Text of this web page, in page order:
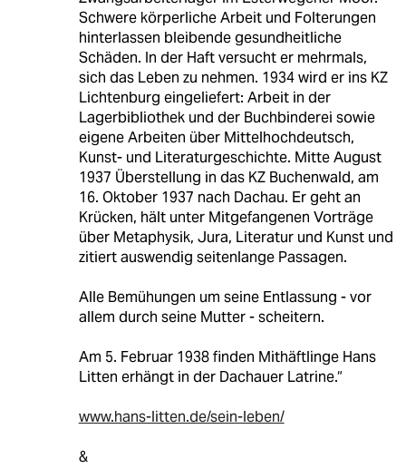
Schwere körperliche Arbeit und Folterungen
hinterlassen bleibende gesundheitliche
Schäden. In der Haft versucht er mehrmals,
sich das Leben zu nehmen. 1934 wird er ins KZ
Lichtenburg eingeliefert: Arbeit in der
Lagerbibliothek und der Buchbinderei sowie
eigene Arbeiten über Mittelhochdeutsch,
Kunst- und Literaturgeschichte. Mitte August
1937 Überstellung in das KZ Buchenwald, am
16. Oktober 1937 nach Dachau. Er geht an
Krücken, hält unter Mitgefangenen Vorträge
über Metaphysik, Jura, Literatur und Kunst und
zitiert auswendig seitenlange Passagen.
Alle Bemühungen um seine Entlassung - vor
allem durch seine Mutter - scheitern.
Am 5. Februar 1938 finden Mithäftlinge Hans
Litten erhängt in der Dachauer Latrine.“
www.hans-litten.de/sein-leben/
&